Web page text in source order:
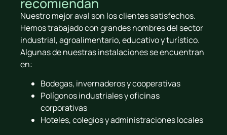
Nuestro mejor aval son los clientes satisfechos.
Hemos trabajado con grandes nombres del sector
industrial, agroalimentario, educativo y turístico.
Algunas de nuestras instalaciones se encuentran
en:
Bodegas, invernaderos y cooperativas
Polígonos industriales y oficinas
corporativas
Hoteles, colegios y administraciones locales